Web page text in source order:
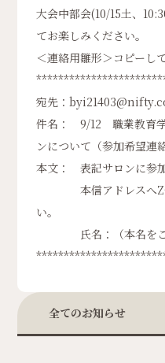
全てのお知らせ
大会中部会(10/15土、
てお楽しみください。
＜連絡用雛形＞コピーし
宛先：
件名： 9/12 職業教育学
ンについて（参加希望連絡
本文： 表記サロンに参加
本信アドレスへ
い。
氏名：（本名をここ